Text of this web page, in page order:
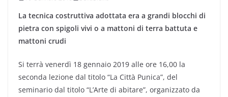
La tecnica costruttiva adottata era a grandi blocchi di
pietra con spigoli vivi o a mattoni di terra battuta e
mattoni crudi
Si terrà venerdì 18 gennaio 2019 alle ore 16,00 la
seconda lezione dal titolo “La Città Punica”, del
seminario dal titolo “L’Arte di abitare”, organizzato da